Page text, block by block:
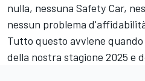
nulla, nessuna Safety Car,
nessun problema
Tutto questo avviene
della nostra stagione 2025 e